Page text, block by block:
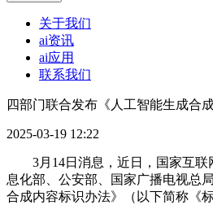
关于我们
ai资讯
ai应用
联系我们
四部门联合发布《人工智能生成合
2025-03-19 12:22
3月14日消息，近日，国家互联
息化部、公安部、国家广播电视总
合成内容标识办法》（以下简称《